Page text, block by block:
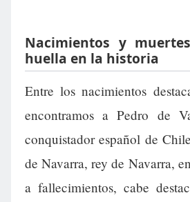
Nacimientos y
huella en la historia
Entre los nacimientos
encontramos a Pedro de
conquistador español de
de Navarra, rey de Navarra,
a fallecimientos, cabe